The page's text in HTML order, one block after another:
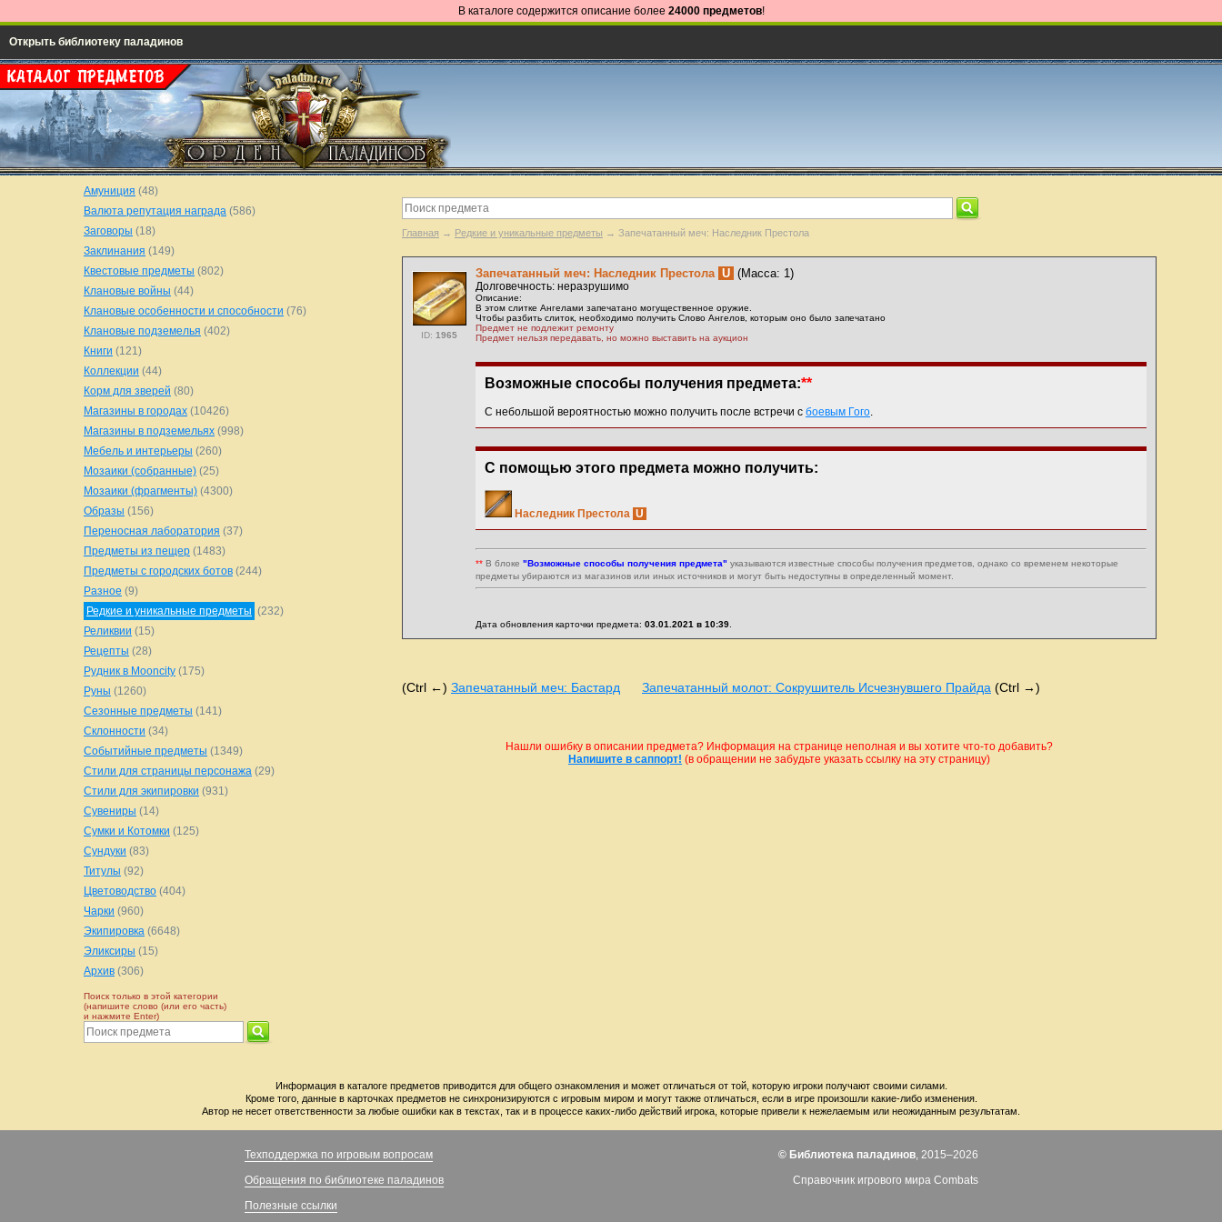
В каталоге содержится описание более 24000 предметов!
Открыть библиотеку паладинов
Главная → Редкие и уникальные предметы → Запечатанный меч: Наследник Престола
ID: 1965
Запечатанный меч: Наследник Престола U (Масса: 1)
Долговечность: неразрушимо
Описание:
В этом слитке Ангелами запечатано могущественное оружие.
Чтобы разбить слиток, необходимо получить Слово Ангелов, которым оно было запечатано
Предмет не подлежит ремонту
Предмет нельзя передавать, но можно выставить на аукцион
Возможные способы получения предмета:**
С небольшой вероятностью можно получить после встречи с боевым Гого.
С помощью этого предмета можно получить:
Наследник Престола U
** В блоке "Возможные способы получения предмета" указываются известные способы получения предметов, однако со временем некоторые
предметы убираются из магазинов или иных источников и могут быть недоступны в определенный момент.
Дата обновления карточки предмета: 03.01.2021 в 10:39
(Ctrl ←) Запечатанный меч: Бастард Запечатанный молот: Сокрушитель Исчезнувшего Прайда (Ctrl →)
Нашли ошибку в описании предмета? Информация на странице неполная и вы хотите что-то добавить?
Напишите в саппорт! (в обращении не забудьте указать ссылку на эту страницу)
Амуниция (48)
Валюта репутация награда (586)
Заговоры (18)
Заклинания (149)
Квестовые предметы (802)
Клановые войны (44)
Клановые особенности и способности (76)
Клановые подземелья (402)
Книги (121)
Коллекции (44)
Корм для зверей (80)
Магазины в городах (10426)
Магазины в подземельях (998)
Мебель и интерьеры (260)
Мозаики (собранные) (25)
Мозаики (фрагменты) (4300)
Образы (156)
Переносная лаборатория (37)
Предметы из пещер (1483)
Предметы с городских ботов (244)
Разное (9)
Редкие и уникальные предметы (232)
Реликвии (15)
Рецепты (28)
Рудник в Mooncity (175)
Руны (1260)
Сезонные предметы (141)
Склонности (34)
Событийные предметы (1349)
Стили для страницы персонажа (29)
Стили для экипировки (931)
Сувениры (14)
Сумки и Котомки (125)
Сундуки (83)
Титулы (92)
Цветоводство (404)
Чарки (960)
Экипировка (6648)
Эликсиры (15)
Архив (306)
Поиск только в этой категории
(напишите слово (или его часть)
и нажмите Enter)
Информация в каталоге предметов приводится для общего ознакомления и может отличаться от той, которую игроки получают своими силами.
Кроме того, данные в карточках предметов не синхронизируются с игровым миром и могут также отличаться, если в игре произошли какие-либо изменения.
Автор не несет ответственности за любые ошибки как в текстах, так и в процессе каких-либо действий игрока, которые привели к нежелаемым или неожиданным результатам.
Техподдержка по игровым вопросам
Обращения по библиотеке паладинов
Полезные ссылки
© Библиотека паладинов, 2015–2026
Справочник игрового мира Combats